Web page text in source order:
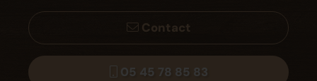
Contact
05 45 78 85 83